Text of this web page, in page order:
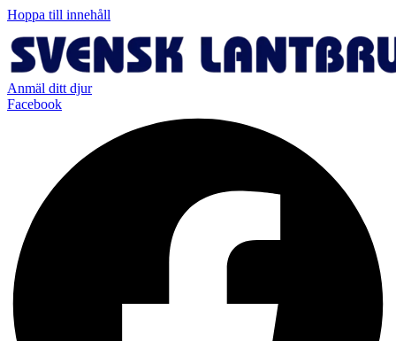
Hoppa till innehåll
Anmäl ditt djur
Facebook